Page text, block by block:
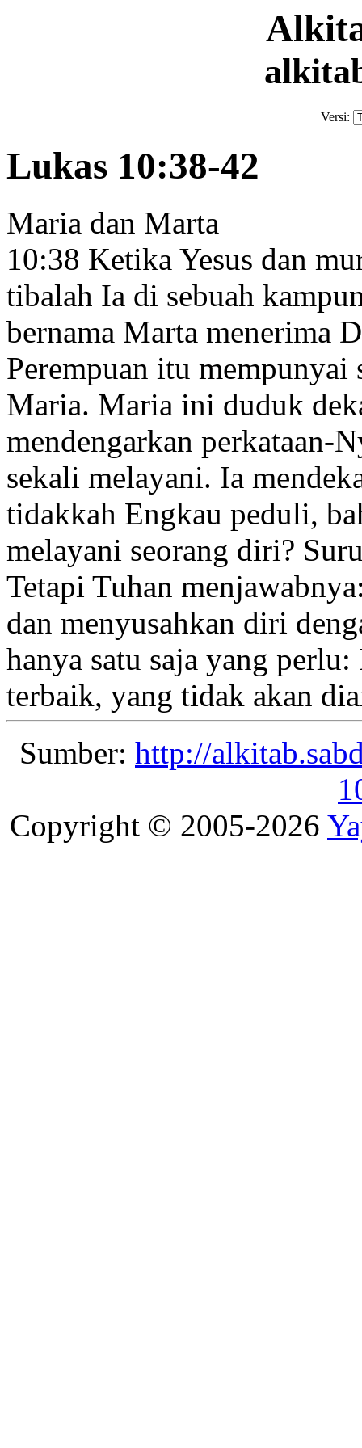
Versi:
Lukas 10:38-42
Maria dan Marta
10:38 Ketika Yesus dan
tibalah Ia di sebuah
bernama Marta menerima
Perempuan itu mempunyai
Maria. Maria ini duduk
mendengarkan perkataan-
sekali melayani. Ia
tidakkah Engkau peduli,
melayani seorang diri?
Tetapi Tuhan
dan menyusahkan diri
hanya satu saja yang perlu:
terbaik, yang tidak akan
Sumber: http://
Copyright © 2005-2026